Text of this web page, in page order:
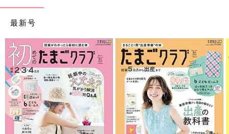
最新号